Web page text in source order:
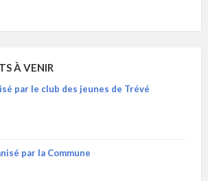
À VENIR
par le club des jeunes de Trévé
par la Commune